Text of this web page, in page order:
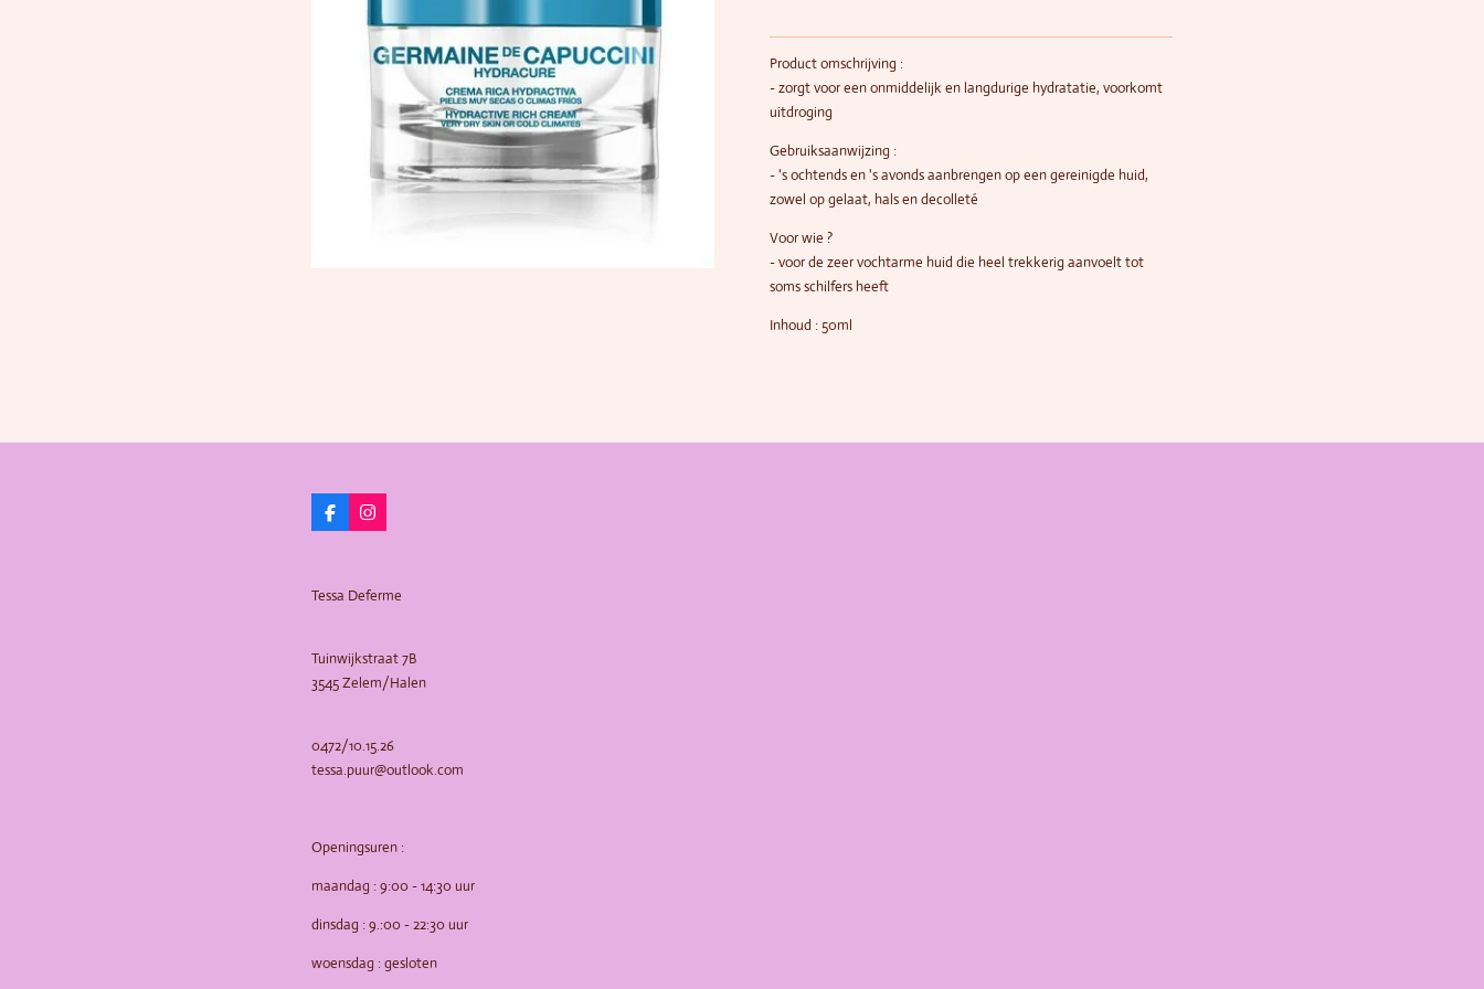
Product omschrijving :
- zorgt voor een onmiddelijk en langdurige hydratatie, voorkomt
uitdroging
Gebruiksaanwijzing :
- 's ochtends en 's avonds aanbrengen op een gereinigde huid,
zowel op gelaat, hals en decolleté
Voor wie ?
- voor de zeer vochtarme huid die heel trekkerig aanvoelt tot
soms schilfers heeft
Inhoud : 50ml
F
a
o
I
n
g
m
Tessa Deferme
Tuinwijkstraat 7B
3545 Zelem/Halen
0472/10.15.26
tessa.puur@outlook.com
Openingsuren :
maandag : 9:00 - 14:30 uur
dinsdag : 9.:00 - 22:30 uur
woensdag : gesloten